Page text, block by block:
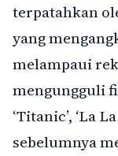
terpatahkan
yang
melampaui
mengungguli
‘Titanic’, ‘La
sebelumnya